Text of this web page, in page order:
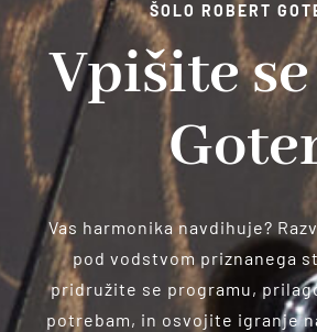
ŠOLO ROBERT
Vpišite
Vas harmonika navdihuje?
pod vodstvom priznanega
pridružite se programu,
potrebam, in osvojite igranje